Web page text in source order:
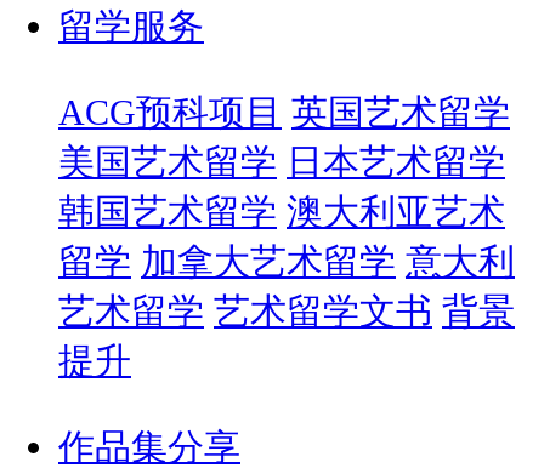
留学服务
ACG预科项目 英国艺术留学
美国艺术留学 日本艺术留学
韩国艺术留学 澳大利亚艺术
留学 加拿大艺术留学 意大利
艺术留学 艺术留学文书 背景
提升
作品集分享